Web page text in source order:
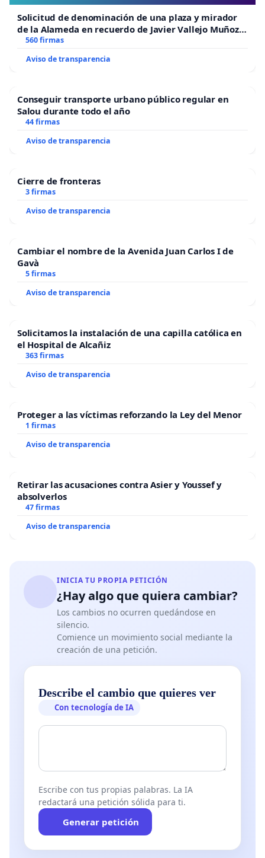
Solicitud de denominación de una plaza y mirador
de la Alameda en recuerdo de Javier Vallejo Muñoz
“Mazinger”
560 firmas
Aviso de transparencia
Conseguir transporte urbano público regular en
Salou durante todo el año
44 firmas
Aviso de transparencia
Cierre de fronteras
3 firmas
Aviso de transparencia
Cambiar el nombre de la Avenida Juan Carlos I de
Gavà
5 firmas
Aviso de transparencia
Solicitamos la instalación de una capilla católica en
el Hospital de Alcañiz
363 firmas
Aviso de transparencia
Proteger a las víctimas reforzando la Ley del Menor
1 firmas
Aviso de transparencia
Retirar las acusaciones contra Asier y Youssef y
absolverlos
47 firmas
Aviso de transparencia
INICIA TU PROPIA PETICIÓN
¿Hay algo que quiera cambiar?
Los cambios no ocurren quedándose en
silencio.
Comience un movimiento social mediante la
creación de una petición.
Describe el cambio que quieres ver
Con tecnología de IA
Escribe con tus propias palabras. La IA
redactará una petición sólida para ti.
Generar petición